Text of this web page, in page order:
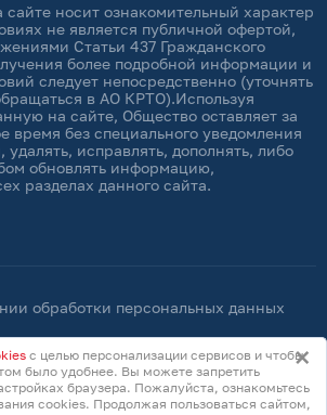
носит ознакомительный характер
не является публичной офертой,
Статьи 437 Гражданского
более подробной информации и
следует непосредственно (уточнять
в АО КРТО).Используя
на сайте, Общество оставляет за
время без специального уведомления
исправлять, дополнять, либо
обновлять информацию,
разделах данного сайта.
обработки персональных данных
cookie-файлов
персональных данных ×
с целью персонализации сервисов и чтобы
было удобнее. Вы можете запретить
браузера. Пожалуйста, ознакомьтесь
cookies. Продолжая пользоваться сайтом,